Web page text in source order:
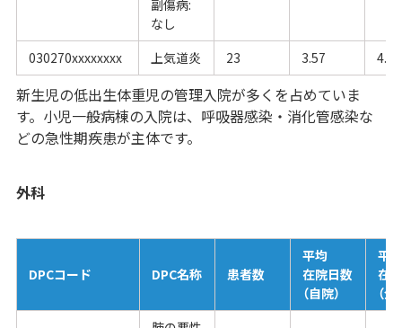
副傷病:
なし
030270xxxxxxxx
上気道炎 23 3.57 4.85
新生児の低出生体重児の管理入院が多くを占めていま
す。小児一般病棟の入院は、呼吸器感染・消化管感染な
どの急性期疾患が主体です。
外科
DPCコード DPC名称 患者数
平均
在院日数
（自院）
平
在
（全